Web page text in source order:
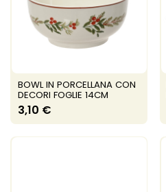
BOWL IN PORCELLANA CON
DECORI FOGLIE 14CM
3,10 €